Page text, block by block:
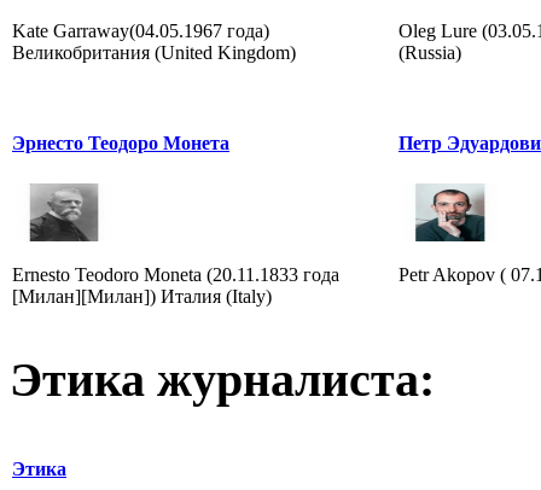
Kate Garraway(04.05.1967 года)
Великобритания (United Kingdom)
Oleg Lure
(Russia)
Эрнесто Теодоро Монета
Ernesto Teodoro Moneta (20.11.1833 года
[Милан][Милан]) Италия (Italy)
Петр
Petr Akopov (
Этика журналиста:
Этика